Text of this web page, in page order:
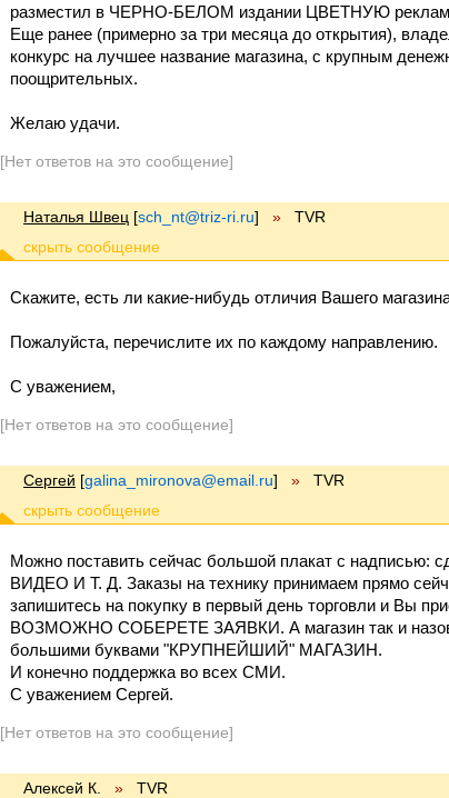
разместил в ЧЕРНО-БЕЛОМ издании ЦВЕТНУЮ
Еще ранее (примерно за три месяца до открытия),
конкурс на лучшее название магазина, с крупным
поощрительных.
Желаю удачи.
[Нет ответов на это сообщение]
Наталья Швец [sch_nt@triz-ri.ru] » TVR
Скажите, есть ли какие-нибудь отличия Вашего
Пожалуйста, перечислите их по каждому направлению.
С уважением,
[Нет ответов на это сообщение]
Сергей [galina_mironova@email.ru] » TVR
Можно поставить сейчас большой плакат с
ВИДЕО И Т. Д. Заказы на технику принимаем прямо
запишитесь на покупку в первый день торговли и Вы
ВОЗМОЖНО СОБЕРЕТЕ ЗАЯВКИ. А магазин так и
большими буквами "КРУПНЕЙШИЙ" МАГАЗИН.
И конечно поддержка во всех СМИ.
С уважением Сергей.
[Нет ответов на это сообщение]
Алексей К. » TVR